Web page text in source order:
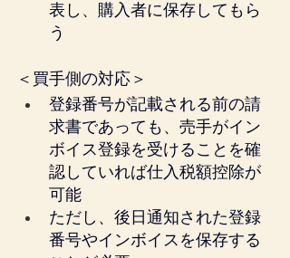
表し、購入者に保存してもら
う
＜買手側の対応＞
登録番号が記載される前の請
求書であっても、売手がイン
ボイス登録を受けることを確
認していれば仕入税額控除が
可能
ただし、後日通知された登録
番号やインボイスを保存する